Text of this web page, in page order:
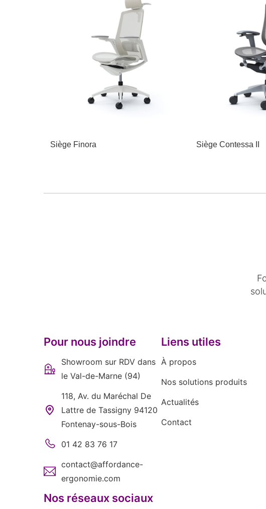
Siège Finora Siège Contessa II
Pour nous joindre
Showroom sur RDV dans
le Val-de-Marne (94)
118, Av. du Maréchal De
Lattre de Tassigny 94120
Fontenay-sous-Bois
01 42 83 76 17
contact@affordance-
ergonomie.com
Nos réseaux sociaux
Liens utiles
À propos
Nos solutions produits
Actualités
Contact